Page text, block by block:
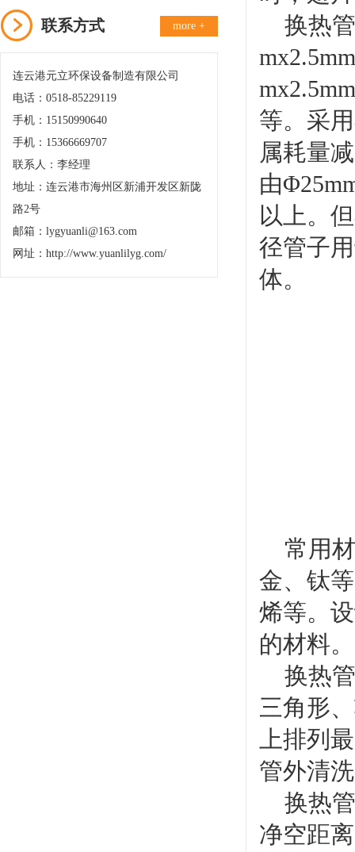
联系方式 more +
连云港元立环保设备制造有限公司
电话：0518-85229119
手机：15150990640
手机：15366669707
联系人：李经理
地址：连云港市海州区新浦开发区新陇
路2号
邮箱：lygyuanli@163.com
网址：http://www.yuanlilyg.com/
换热管
等。采
属耗量
由
以上。
径管子
体。
常用材
金、钛
烯等。
的材料。
换热管
三角形
上排列
管外清
换热管
净空距